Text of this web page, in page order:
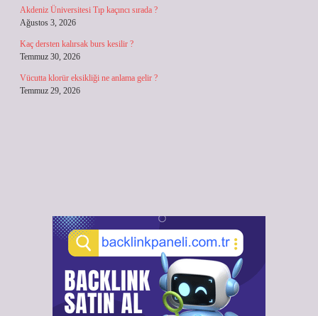
Akdeniz Üniversitesi Tıp kaçıncı sırada ?
Ağustos 3, 2026
Kaç dersten kalırsak burs kesilir ?
Temmuz 30, 2026
Vücutta klorür eksikliği ne anlama gelir ?
Temmuz 29, 2026